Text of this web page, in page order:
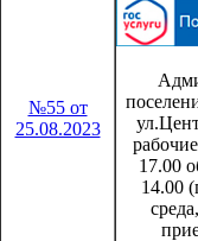
№55 от
25.08.2023
17.00
14.00